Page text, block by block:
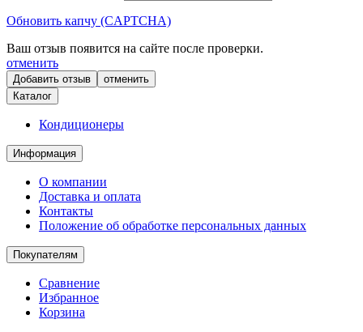
Обновить капчу (CAPTCHA)
Ваш отзыв появится на сайте после проверки.
отменить
отменить
Каталог
Кондиционеры
Информация
О компании
Доставка и оплата
Контакты
Положение об обработке персональных данных
Покупателям
Сравнение
Избранное
Корзина